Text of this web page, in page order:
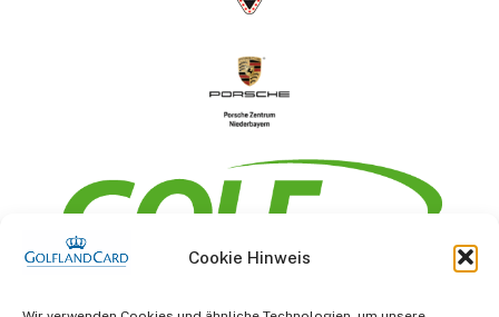
Cookie Hinweis